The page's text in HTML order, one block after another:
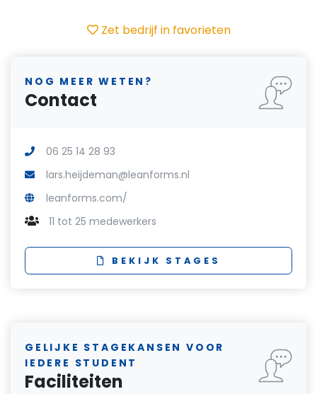
Zet bedrijf in favorieten
NOG MEER WETEN?
Contact
06 25 14 28 93
lars.heijdeman@leanforms.nl
leanforms.com/
11 tot 25 medewerkers
BEKIJK STAGES
GELIJKE STAGEKANSEN VOOR
IEDERE STUDENT
Faciliteiten